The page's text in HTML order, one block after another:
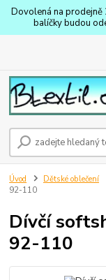
Dovolená na prodejně
balíčky budou
Úvod Dětské oblečení
92-110
Dívčí
92-110